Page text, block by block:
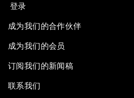
登录
成为我们的合作伙伴
成为我们的会员
订阅我们的新闻稿
联系我们